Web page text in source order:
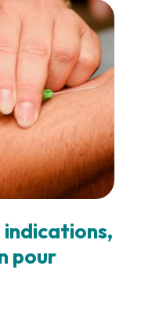
indications,
pour